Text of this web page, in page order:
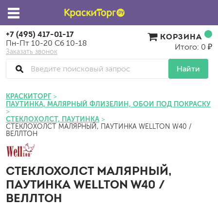
+7 (495) 417-01-17
Пн-Пт 10-20 Сб 10-18
Заказать звонок
Найти
КОРЗИНА
Итого: 0 ₽
КРАСКИТОРГ
ПАУТИНКА, МАЛЯРНЫЙ ФЛИЗЕЛИН, ОБОИ ПОД ПОКРАСКУ
СТЕКЛОХОЛСТ, ПАУТИНКА
СТЕКЛОХОЛСТ МАЛЯРНЫЙ, ПАУТИНКА WELLTON W40 /
ВЕЛЛТОН
СТЕКЛОХОЛСТ МАЛЯРНЫЙ,
ПАУТИНКА WELLTON W40 /
ВЕЛЛТОН